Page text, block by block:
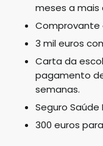
meses a mais
Comprovante
3 mil euros
Carta da
pagamento
semanas.
Seguro Saúde
300 euros